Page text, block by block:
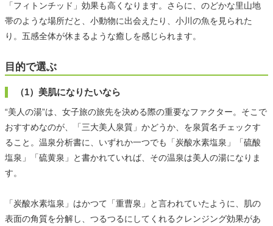
「フィトンチッド」効果も高くなります。さらに、のどかな里山地
帯のような場所だと、小動物に出会えたり、小川の魚を見られた
り。五感全体が休まるような癒しを感じられます。
目的で選ぶ
（1）美肌になりたいなら
“美人の湯”は、女子旅の旅先を決める際の重要なファクター。そこで
おすすめなのが、「三大美人泉質」かどうか、を泉質名チェックす
ること。温泉分析書に、いずれか一つでも「炭酸水素塩泉」「硫酸
塩泉」「硫黄泉」と書かれていれば、その温泉は美人の湯になりま
す。
「炭酸水素塩泉」はかつて「重曹泉」と言われていたように、肌の
表面の角質を分解し、つるつるにしてくれるクレンジング効果があ